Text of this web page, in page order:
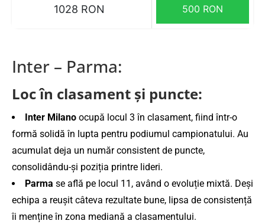
1028 RON 500 RON
Inter – Parma:
Loc în clasament și puncte:
Inter Milano ocupă locul 3 în clasament, fiind într-o
formă solidă în lupta pentru podiumul campionatului. Au
acumulat deja un număr consistent de puncte,
consolidându-și poziția printre lideri​.
Parma se află pe locul 11, având o evoluție mixtă. Deși
echipa a reușit câteva rezultate bune, lipsa de consistență
îi menține în zona mediană a clasamentului​.